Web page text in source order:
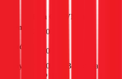
Đơn Giá (VNĐ)
trên
250.000
trước
350.000
máy
450.000+ (Báo giá sau
khảo sát)